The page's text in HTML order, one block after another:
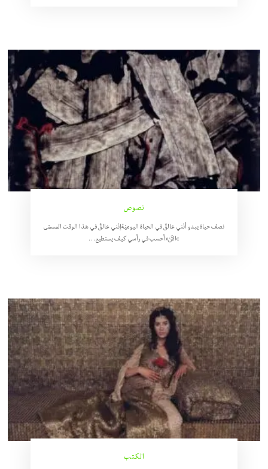
نصوص
نصف حياة يبدو أنّني عالقٌ في الحياة اليوميّةإنّني عالقٌ في هذا الوقت المسمّى
“الآن”أحسب في رأسي كيف يستطيع…
الكتب